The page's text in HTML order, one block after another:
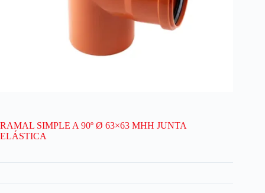
RAMAL SIMPLE A 90º Ø 63×63 MHH JUNTA
ELÁSTICA